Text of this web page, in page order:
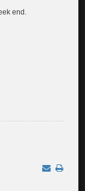
end.